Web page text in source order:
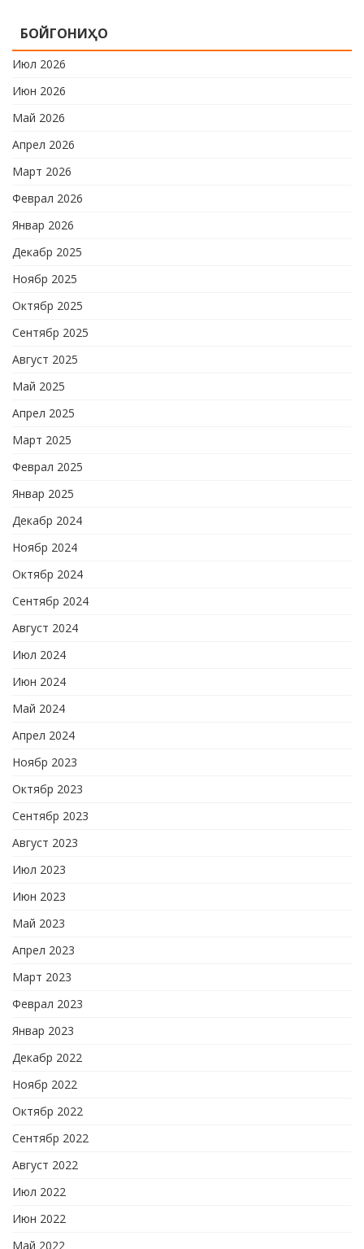
ҷаҳонии футбол бо иштироки 10
БОЙГОНИҲО
Июл 2026
Июн 2026
Май 2026
Апрел 2026
Март 2026
Феврал 2026
Январ 2026
Декабр 2025
Ноябр 2025
Октябр 2025
Сентябр 2025
Август 2025
Май 2025
Апрел 2025
Март 2025
Феврал 2025
Январ 2025
Декабр 2024
Ноябр 2024
Октябр 2024
Сентябр 2024
Август 2024
Июл 2024
Июн 2024
Май 2024
Апрел 2024
Ноябр 2023
Октябр 2023
Сентябр 2023
Август 2023
Июл 2023
Июн 2023
Май 2023
Апрел 2023
Март 2023
Феврал 2023
Январ 2023
Декабр 2022
Ноябр 2022
Октябр 2022
Сентябр 2022
Август 2022
Июл 2022
Июн 2022
Май 2022